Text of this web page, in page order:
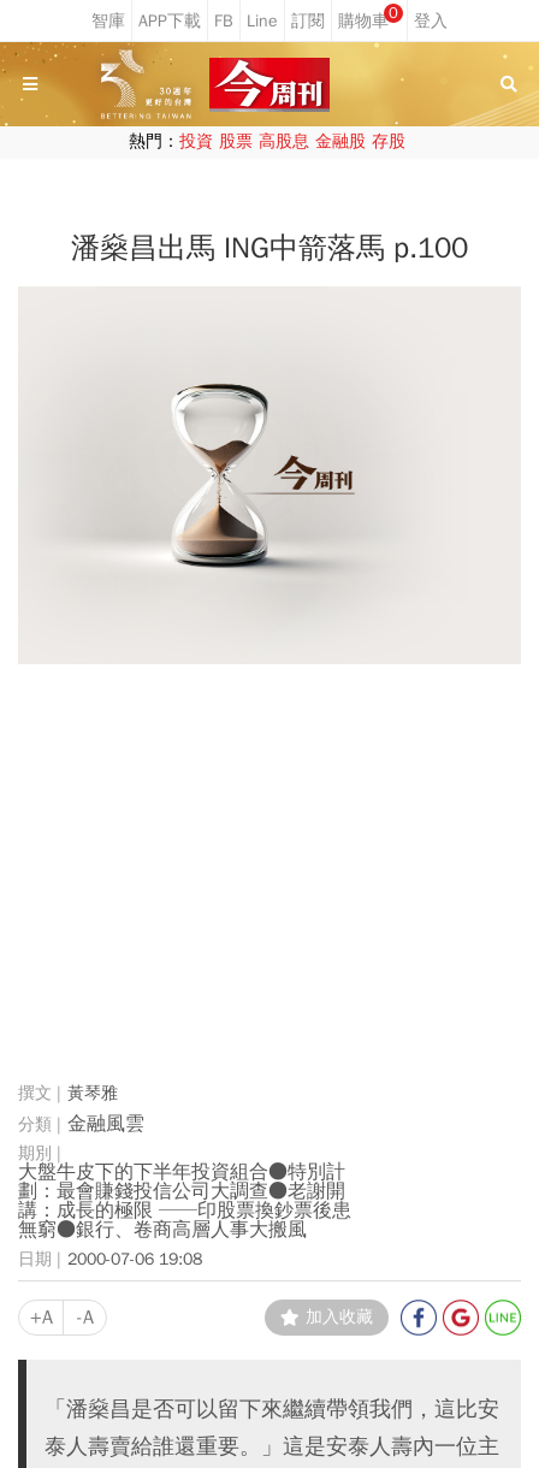
0
熱門： 投資 股票 高股息 金融股 存股
潘燊昌出馬 ING中箭落馬 p.100
黃琴雅
金融風雲
大盤牛皮下的下半年投資組合●特別計
劃：最會賺錢投信公司大調查●老謝開
講：成長的極限 ──印股票換鈔票後患
無窮●銀行、卷商高層人事大搬風
2000-07-06 19:08
+A -A 加入收藏
「潘燊昌是否可以留下來繼續帶領我們，這比安
泰人壽賣給誰還重要。」這是安泰人壽內一位主